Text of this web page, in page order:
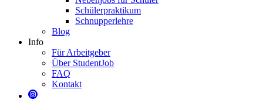
Schülerpraktikum
Schnupperlehre
Blog
Info
Für Arbeitgeber
Über StudentJob
FAQ
Kontakt